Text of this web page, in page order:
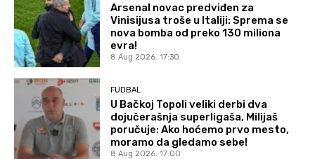
Arsenal novac predviđen za
Vinisijusa troše u Italiji: Sprema se
nova bomba od preko 130 miliona
evra!
8 Aug 2026. 17:30
FUDBAL
U Bačkoj Topoli veliki derbi dva
dojučerašnja superligaša, Milijaš
poručuje: Ako hoćemo prvo mesto,
moramo da gledamo sebe!
8 Aug 2026. 17:00